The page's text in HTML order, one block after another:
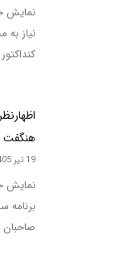
نمایش
نیاز
هنگفت
19 تیر 1405
نمایش
برنامه